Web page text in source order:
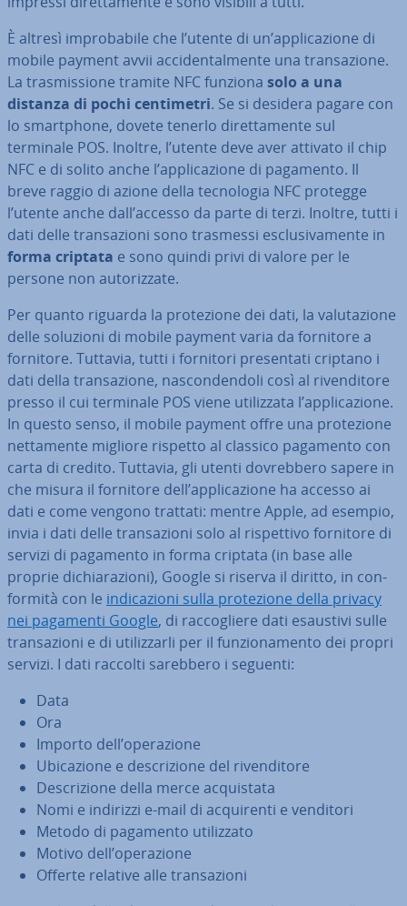
È altresì im­pro­ba­bi­le che l’utente di un’ap­pli­ca­zio­ne di
mobile payment avvii ac­ci­den­tal­men­te una tran­sa­zio­ne.
La tra­smis­sio­ne tramite NFC funziona solo a una
distanza di pochi cen­ti­me­tri. Se si desidera pagare con
lo smart­pho­ne, dovete tenerlo di­ret­ta­men­te sul
terminale POS. Inoltre, l’utente deve aver attivato il chip
NFC e di solito anche l’ap­pli­ca­zio­ne di pagamento. Il
breve raggio di azione della tec­no­lo­gia NFC protegge
l’utente anche dall’accesso da parte di terzi. Inoltre, tutti i
dati delle tran­sa­zio­ni sono trasmessi esclu­si­va­men­te in
forma criptata e sono quindi privi di valore per le
persone non au­to­riz­za­te.
Per quanto riguarda la pro­te­zio­ne dei dati, la va­lu­ta­zio­ne
delle soluzioni di mobile payment varia da fornitore a
fornitore. Tuttavia, tutti i fornitori pre­sen­ta­ti criptano i
dati della tran­sa­zio­ne, na­scon­den­do­li così al ri­ven­di­to­re
presso il cui terminale POS viene uti­liz­za­ta l’ap­pli­ca­zio­ne.
In questo senso, il mobile payment offre una pro­te­zio­ne
net­ta­men­te migliore rispetto al classico pagamento con
carta di credito. Tuttavia, gli utenti do­vreb­be­ro sapere in
che misura il fornitore dell’ap­pli­ca­zio­ne ha accesso ai
dati e come vengono trattati: mentre Apple, ad esempio,
invia i dati delle tran­sa­zio­ni solo al ri­spet­ti­vo fornitore di
servizi di pagamento in forma criptata (in base alle
proprie di­chia­ra­zio­ni), Google si riserva il diritto, in con­
for­mi­tà con le in­di­ca­zio­ni sulla pro­te­zio­ne della privacy
nei pagamenti Google, di rac­co­glie­re dati esaustivi sulle
tran­sa­zio­ni e di uti­liz­zar­li per il fun­zio­na­men­to dei propri
servizi. I dati raccolti sarebbero i seguenti:
Data
Ora
Importo dell’ope­ra­zio­ne
Ubi­ca­zio­ne e de­scri­zio­ne del ri­ven­di­to­re
De­scri­zio­ne della merce ac­qui­sta­ta
Nomi e indirizzi e-mail di ac­qui­ren­ti e venditori
Metodo di pagamento uti­liz­za­to
Motivo dell’ope­ra­zio­ne
Offerte relative alle tran­sa­zio­ni